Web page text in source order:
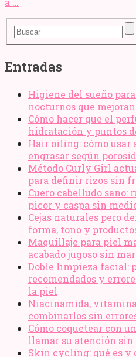
Entradas
Higiene del sueño
nocturnos que
Cómo hacer que el
hidratación y puntos
Hair oiling: cómo usar
engrasar según
Método Curly Girl
para definir rizos sin
Cuero cabelludo sano:
picor y caspa sin
Cejas naturales pero
forma, tono y
Maquillaje para piel
acabado jugoso sin
Doble limpieza facial:
recomendados y
la piel
Niacinamida,
combinarlos sin
Cómo coquetear con
llamar su atención
Skin cycling: qué es y